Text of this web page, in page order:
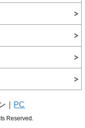
｜ PC
Reserved.